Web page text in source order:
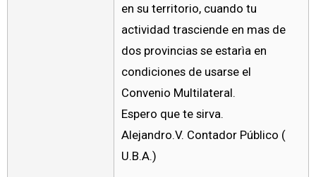
en su territorio, cuando tu
actividad trasciende en mas de
dos provincias se estarìa en
condiciones de usarse el
Convenio Multilateral.
Espero que te sirva.
Alejandro.V. Contador Público (
U.B.A.)